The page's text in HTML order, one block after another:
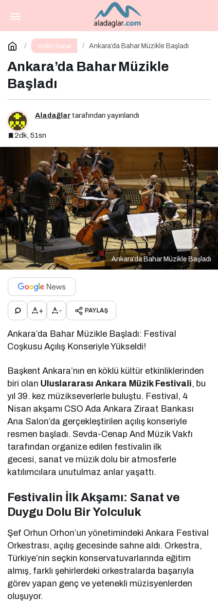
Kültür Sanat Ankara’da Bahar Müzikle Başladı
Ankara’da Bahar Müzikle
Başladı
Aladağlar tarafından yayınlandı
2dk, 51sn
Ankara’da Bahar Müzikle Başladı
+ - PAYLAŞ
Ankara’da Bahar Müzikle Başladı: Festival
Coşkusu Açılış Konseriyle Yükseldi!
Başkent Ankara’nın en köklü kültür etkinliklerinden
biri olan Uluslararası Ankara Müzik Festivali, bu
yıl 39. kez müzikseverlerle buluştu. Festival, 4
Nisan akşamı CSO Ada Ankara Ziraat Bankası
Ana Salon’da gerçekleştirilen açılış konseriyle
resmen başladı. Sevda-Cenap And Müzik Vakfı
tarafından organize edilen festivalin ilk
gecesi, sanat ve müzik dolu bir atmosferle
katılımcılara unutulmaz anlar yaşattı.
Festivalin İlk Akşamı: Sanat ve
Duygu Dolu Bir Yolculuk
Şef Orhun Orhon’un yönetimindeki Ankara Festival
Orkestrası, açılış gecesinde sahne aldı. Orkestra,
Türkiye’nin seçkin konservatuvarlarında eğitim
almış, farklı şehirlerdeki orkestralarda başarıyla
görev yapan genç ve yetenekli müzisyenlerden
oluşuyor.
Bu Cuma Sinemaseverleri Bekleyen Yepyeni
Filmler!
Yorum Yap